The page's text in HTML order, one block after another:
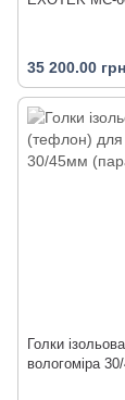
35 200.00 грн
Голки
вологоміра